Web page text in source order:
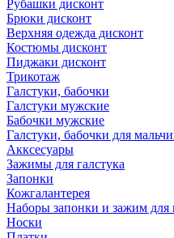
Рубашки дисконт
Брюки дисконт
Верхняя одежда дисконт
Костюмы дисконт
Пиджаки дисконт
Трикотаж
Галстуки, бабочки
Галстуки мужские
Бабочки мужские
Галстуки, бабочки для
Акксесуары
Зажимы для галстука
Запонки
Кожгалантерея
Наборы запонки и зажим для
Носки